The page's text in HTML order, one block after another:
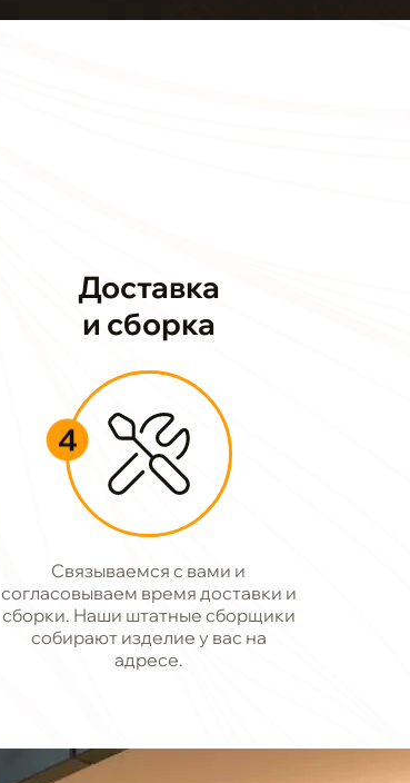
Доставка
и сборка
4
Связываемся с вами и
согласовываем время доставки и
сборки. Наши штатные сборщики
собирают изделие у вас на
адресе.